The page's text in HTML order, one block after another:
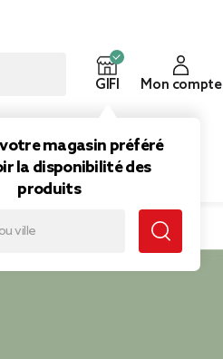
GIFI
magasin préféré
la disponibilité des
produits
Mon compte